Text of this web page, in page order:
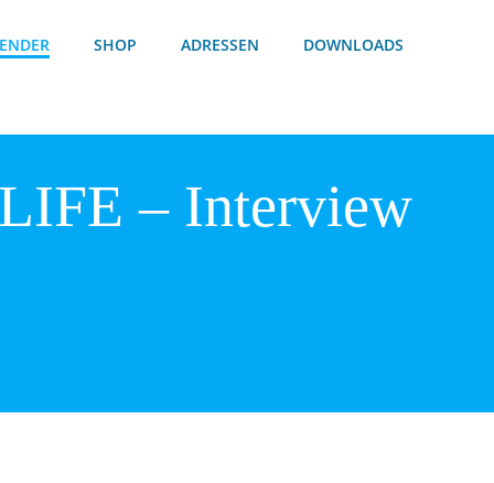
SHOP ADRESSEN DOWNLOADS
– Interview